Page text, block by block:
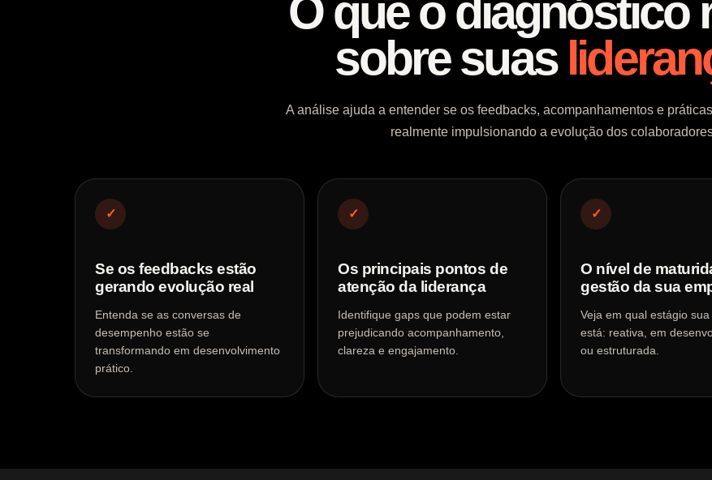
O que o diagnóstico
sobre suas
A análise ajuda a entender se os feedbacks, acompanhamentos e
realmente impulsionando a evolução dos
✓
Se os feedbacks estão
gerando evolução real
Entenda se as conversas de
desempenho estão se
transformando em desenvolvimento
prático.
✓
Os principais pontos de
atenção da liderança
Identifique gaps que podem estar
prejudicando acompanhamento,
clareza e engajamento.
✓
O nível de
gestão da sua
Veja em qual estágio
está: reativa, em
ou estruturada.